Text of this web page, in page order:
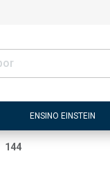
ENSINO EINSTEIN
144